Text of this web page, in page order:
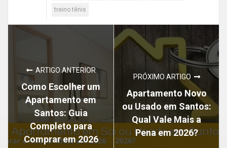
treino tênis
ARTIGO ANTERIOR
Como Escolher um
Apartamento em
Santos: Guia
Completo para
Comprar em 2026
PRÓXIMO ARTIGO
Apartamento Novo
ou Usado em Santos:
Qual Vale Mais a
Pena em 2026?